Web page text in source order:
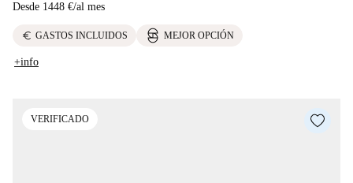
Desde 1448 €/al mes
euro GASTOS INCLUIDOS MEJOR OPCIÓN
+info
VERIFICADO